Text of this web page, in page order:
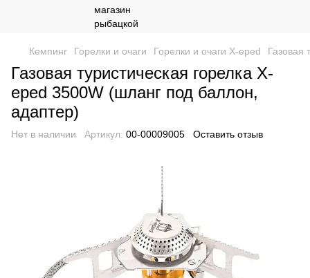
Кемпинг Горелки и очаги Горелки и очаги X-eped Газовая
Газовая туристическая горелка X-
eped 3500W (шланг под баллон,
адаптер)
Нет в наличии Артикул: 00-00009005 Оставить отзыв